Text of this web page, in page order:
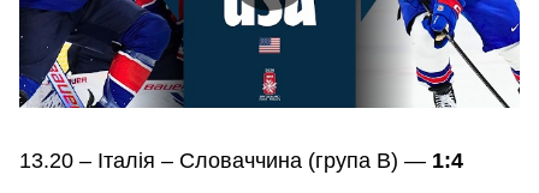
13.20 – Італія – Словаччина (група В) — 1:4